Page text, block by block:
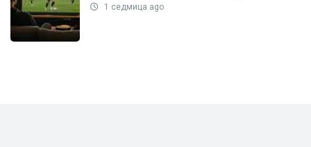
1 седмица ago